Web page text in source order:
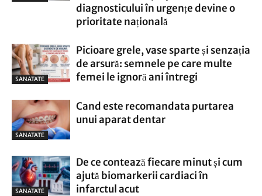
diagnosticului în urgențe devine o
prioritate națională
SANATATE
Picioare grele, vase sparte și senzația
de arsură: semnele pe care multe
femei le ignoră ani întregi
SANATATE
Cand este recomandata purtarea
unui aparat dentar
SANATATE
De ce contează fiecare minut și cum
ajută biomarkerii cardiaci în
infarctul acut